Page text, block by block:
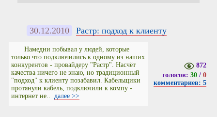
30.12.2010 Растр: подход к клиенту
Намедни побывал у людей, которые
только что подключились к одному из наших
конкурентов - провайдеру "Растр". Насчёт
качества ничего не знаю, но традиционный
"подход" к клиенту позабавил. Кабельщики
протянули кабель, подключили к компу -
интернет не.. далее >>
872
голосов: 30/ 0
комментариев: 5